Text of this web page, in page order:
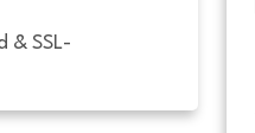
& SSL-